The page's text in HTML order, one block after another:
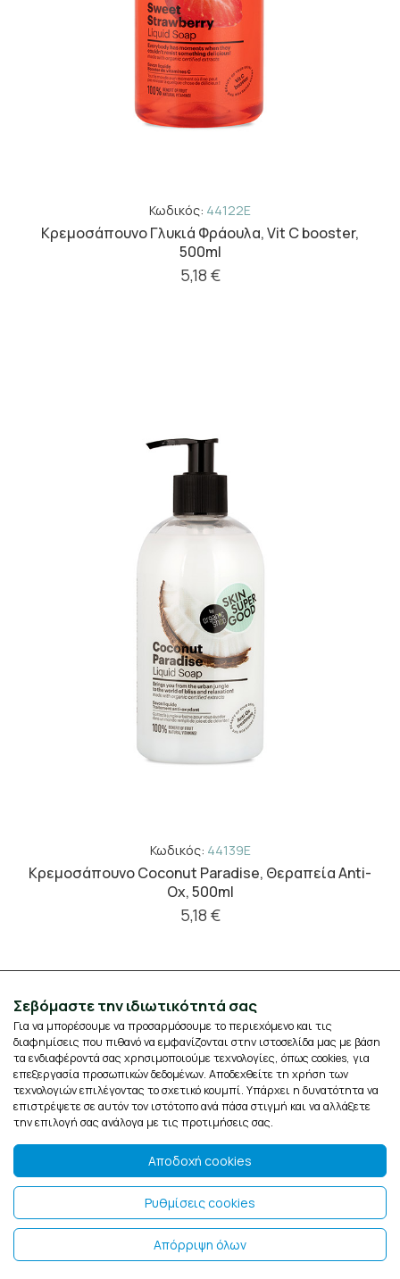
Κωδικός: 44122E
Κρεμοσάπουνο Γλυκιά Φράουλα, Vit C booster,
500ml
5,18 €
Κωδικός: 44139E
Κρεμοσάπουνο Coconut Paradise, Θεραπεία Anti-
Ox, 500ml
5,18 €
Newsletter
Για να λαμβάνετε τα νέα και τις ενημερώσεις μας
Σεβόμαστε την ιδιωτικότητά σας
Για να μπορέσουμε να προσαρμόσουμε το περιεχόμενο και τις
διαφημίσεις που πιθανό να εμφανίζονται στην ιστοσελίδα μας με βάση
τα ενδιαφέροντά σας χρησιμοποιούμε τεχνολογίες, όπως cookies, για
επεξεργασία προσωπικών δεδομένων. Αποδεχθείτε τη χρήση των
τεχνολογιών επιλέγοντας το σχετικό κουμπί. Υπάρχει η δυνατότητα να
επιστρέψετε σε αυτόν τον ιστότοπο ανά πάσα στιγμή και να αλλάξετε
την επιλογή σας ανάλογα με τις προτιμήσεις σας.
Αποδοχή cookies
Ρυθμίσεις cookies
Απόρριψη όλων